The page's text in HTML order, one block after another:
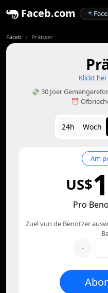
Faceb.com
Faceb Präisser
Klickt hei
💸 30 Joer
⏰
24h Woch
Am
US$
Pro
Zuel vun de Benotzer
-